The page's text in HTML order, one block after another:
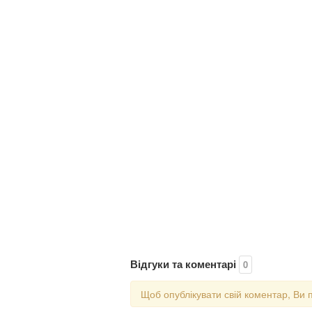
Відгуки та коментарі 0
Щоб опублікувати свій коментар, Ви